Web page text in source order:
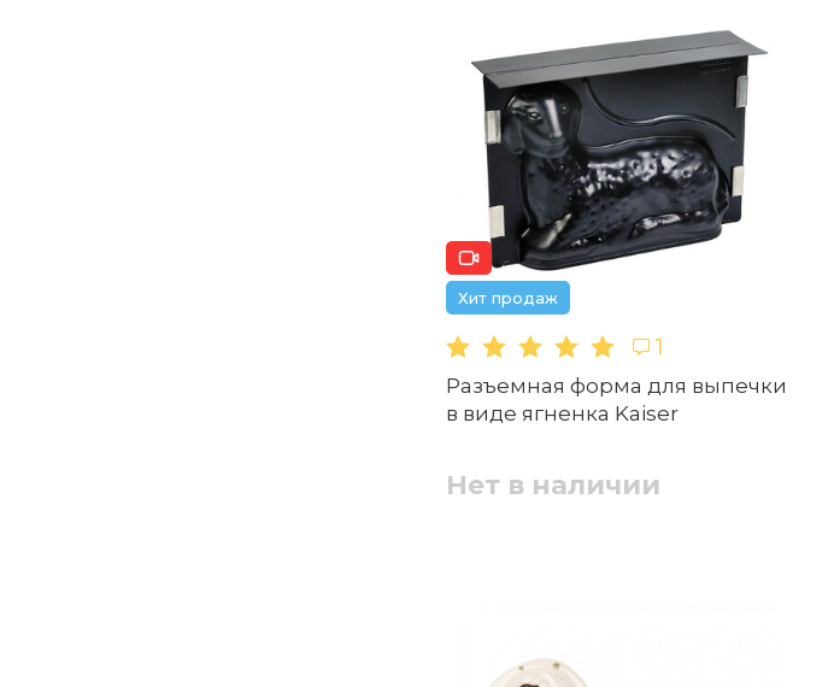
Хит продаж
1
Разъемная форма для выпечки
в виде ягненка Kaiser
Нет в наличии